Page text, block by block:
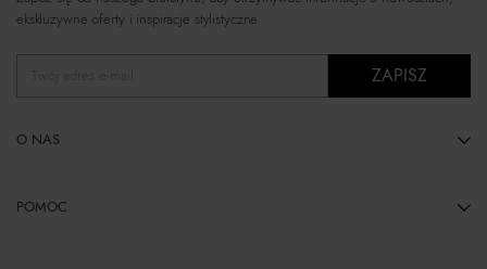
ekskluzywne oferty i inspiracje stylistyczne.
ZAPISZ
O NAS
POMOC